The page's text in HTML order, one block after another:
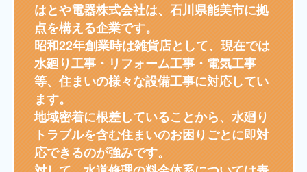
はとや電器株式会社は、石川県能美市に拠
点を構える企業です。
昭和22年創業時は雑貨店として、現在では
水廻り工事・リフォーム工事・電気工事
等、住まいの様々な設備工事に対応してい
ます。
地域密着に根差していることから、水廻り
トラブルを含む住まいのお困りごとに即対
応できるのが強みです。